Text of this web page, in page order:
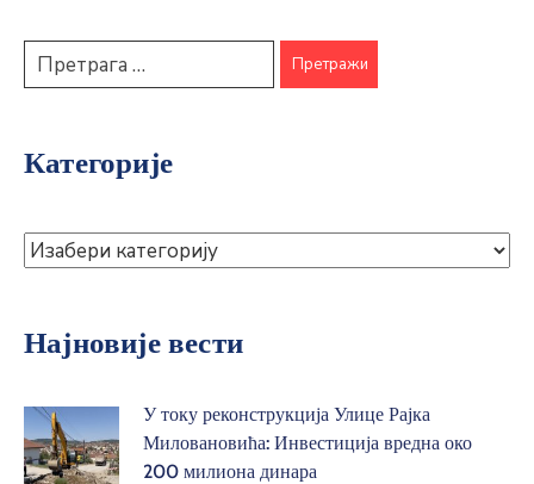
Категорије
Најновије вести
У току реконструкција Улице Рајка
Миловановића: Инвестиција вредна око
200 милиона динара